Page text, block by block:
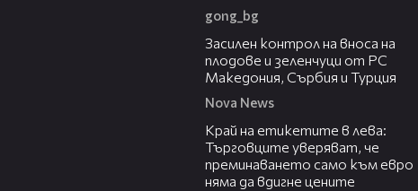
gong_bg
Засилен контрол на вноса на
плодове и зеленчуци от РС
Македония, Сърбия и Турция
Nova News
Край на етикетите в лева:
Търговците уверяват, че
преминаването само към евро
няма да вдигне цените